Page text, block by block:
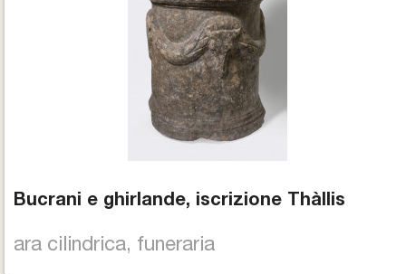
Bucrani e ghirlande, iscrizione Thàllis
ara cilindrica, funeraria